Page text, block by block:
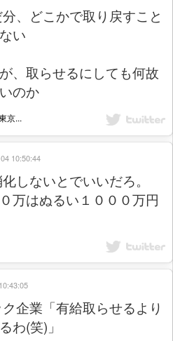
、どこかで取り戻すこと
い
、取らせるにしても何故
のか
京...
しないとでいいだろ。
万はぬるい１０００万円
10:50:44
企業「有給取らせるより
わ(笑)」